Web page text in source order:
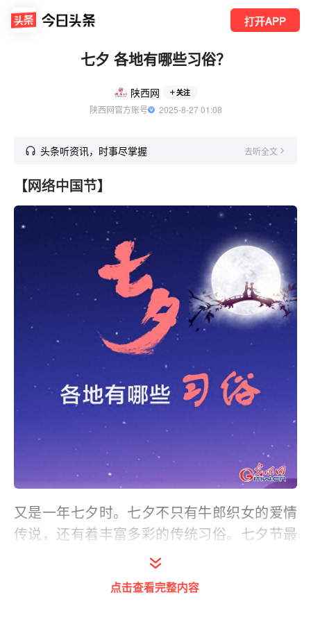
打开APP
七夕 各地有哪些习俗？
陕西网 关注
陕西网官方账号
  2025-8-27 01:08
头条听资讯，时事尽掌握 去听全文
【网络中国节】
又是一年七夕时。七夕不只有牛郎织女的爱情
传说，还有着丰富多彩的传统习俗。七夕节最
普遍的习俗，就是女子们进行的各种乞巧活
动，各地乞巧的方式不尽相同，各有趣味。今
天，小编就带您一起来领略一下各地的七夕民
点击查看完整内容